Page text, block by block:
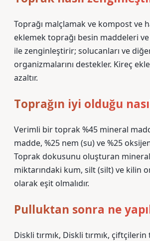
Toprağı malçlamak ve kompost ve
eklemek toprağı besin maddeleri
ile zenginleştirir; solucanları ve
organizmalarını destekler. Kireç
azaltır.
Toprağın iyi olduğu
Verimli bir toprak %45 mineral
madde, %25 nem (su) ve %25
Toprak dokusunu oluşturan
miktarındaki kum, silt (silt) ve kilin
olarak eşit olmalıdır.
Pulluktan sonra ne
Diskli tırmık, Diskli tırmık,